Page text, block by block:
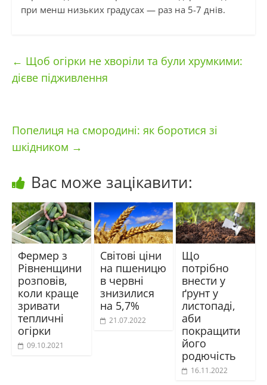
при менш низьких градусах — раз на 5-7 днів.
← Щоб огірки не хворіли та були хрумкими:
дієве підживлення
Попелиця на смородині: як боротися зі
шкідником →
Вас може зацікавити:
Фермер з
Рівненщини
розповів,
коли краще
зривати
тепличні
огірки
09.10.2021
Світові ціни
на пшеницю
в червні
знизилися
на 5,7%
21.07.2022
Що
потрібно
внести у
ґрунт у
листопаді,
аби
покращити
його
родючість
16.11.2022